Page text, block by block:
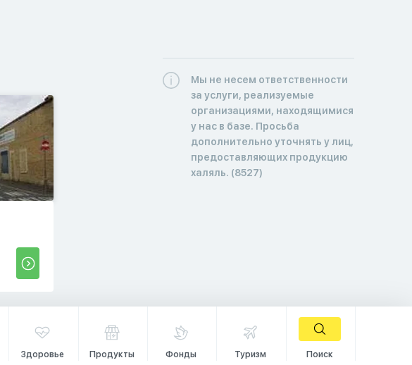
Мы не несем ответственности
за услуги, реализуемые
организациями, находящимися
у нас в базе. Просьба
дополнительно уточнять у лиц,
предоставляющих продукцию
халяль. (8527)
Здоровье Продукты Фонды Туризм Поиск